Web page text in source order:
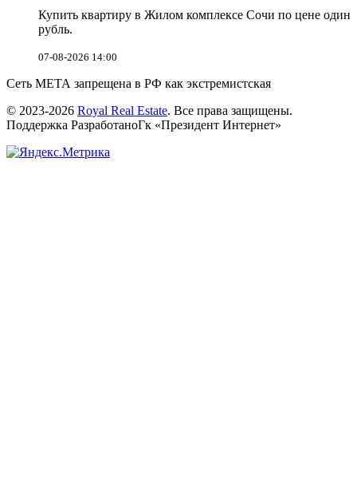
Купить квартиру в Жилом комплексе Сочи по цене один
рубль.
07-08-2026 14:00
Сеть МЕТА запрещена в РФ как экстремистская
© 2023-2026 Royal Real Estate. Все права защищены.
Поддержка РазработаноГк «Президент Интернет»